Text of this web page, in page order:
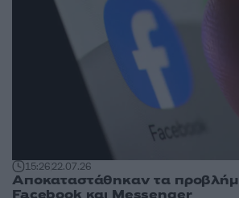
15:2622.07.26
Αποκαταστάθηκαν τα